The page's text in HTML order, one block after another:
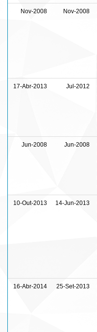
Nov-2008 Nov-2008
17-Abr-2013 Jul-2012
Jun-2008 Jun-2008
10-Out-2013 14-Jun-2013
16-Abr-2014 25-Set-2013